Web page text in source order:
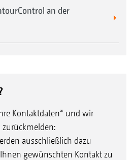
an der
Kontaktdaten* und wir
ausschließlich dazu
gewünschten Kontakt zu